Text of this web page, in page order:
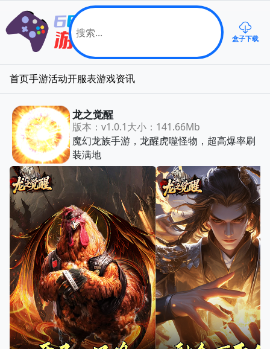
盒子下载
首页手游活动开服表游戏资讯
龙之觉醒
版本：v1.0.1大小：141.66Mb
魔幻龙族手游，龙醒虎噬怪物，超高爆率刷
装满地